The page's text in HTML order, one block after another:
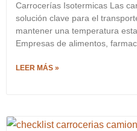
Carrocerías Isotermicas Las
solución clave para el
mantener una temperatura
Empresas de alimentos,
LEER MÁS »